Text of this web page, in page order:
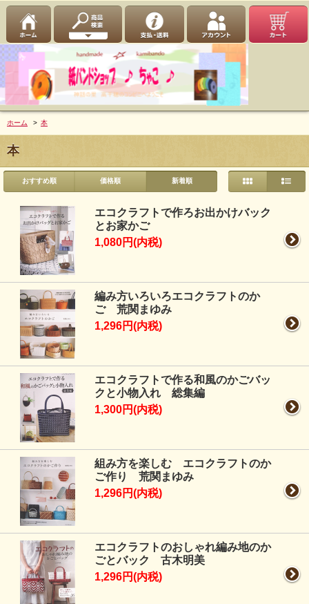
ホーム > 本
本
おすすめ順 価格順 新着順
エコクラフトで作ろお出かけバック
とお家かご
1,080円(内税)
編み方いろいろエコクラフトのか
ご 荒関まゆみ
1,296円(内税)
エコクラフトで作る和風のかごバッ
クと小物入れ 総集編
1,300円(内税)
組み方を楽しむ エコクラフトのか
ご作り 荒関まゆみ
1,296円(内税)
エコクラフトのおしゃれ編み地のか
ごとバック 古木明美
1,296円(内税)